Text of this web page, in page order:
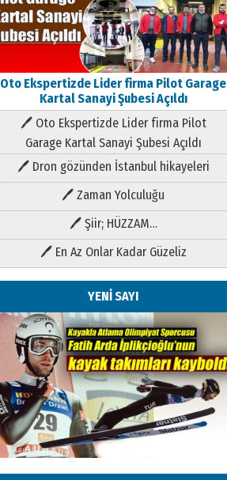
Oto Ekspertizde Lider firma Pilot Garage
Kartal Sanayi Şubesi Açıldı
🖊 Oto Ekspertizde Lider firma Pilot
Garage Kartal Sanayi Şubesi Açıldı
🖊 Dron gözünden İstanbul hikayeleri
🖊 Zaman Yolculuğu
🖊 Şiir; HÜZZAM…
🖊 En Az Onlar Kadar Güzeliz
YENİ SAYI
Kenan GÜLERCİ
Metin Külünk: Aileyi Korumak
Geleceği Korumaktır